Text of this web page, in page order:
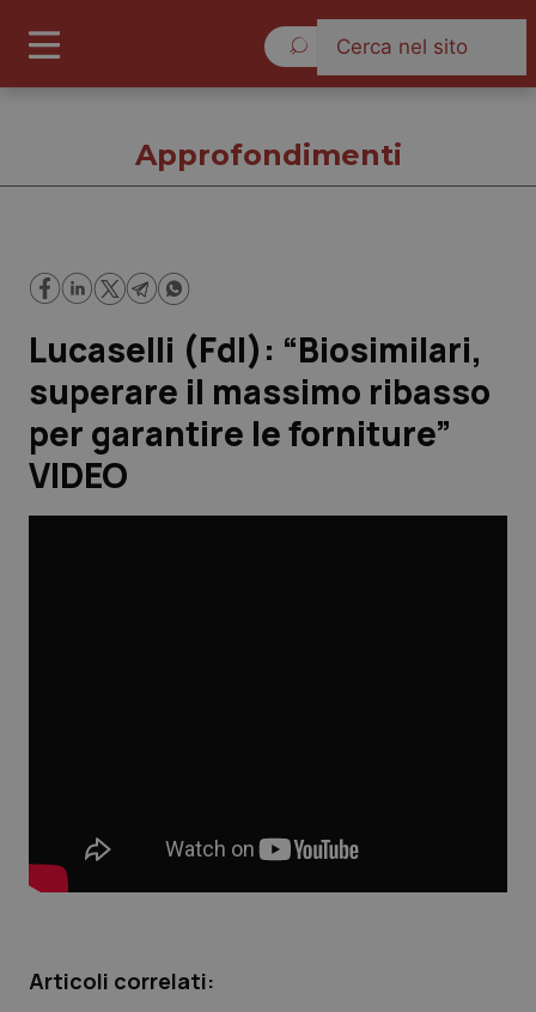
Cronache
Governo e Parlamento
Regioni e Asl
QS Pro
Approfondimenti
Lucaselli (FdI): “Biosimilari,
superare il massimo ribasso
per garantire le forniture”
VIDEO
Articoli correlati: